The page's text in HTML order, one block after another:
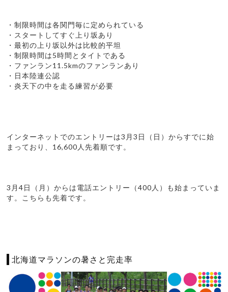
・制限時間は各関門毎に定められている
・スタートしてすぐ上り坂あり
・最初の上り坂以外は比較的平坦
・制限時間は5時間とタイトである
・ファンラン11.5kmのファンランあり
・日本陸連公認
・炎天下の中を走る練習が必要
インターネットでのエントリーは3月3日（日）からすでに始
まっており、16,600人先着順です。
3月4日（月）からは電話エントリー（400人）も始まっていま
す。こちらも先着です。
北海道マラソンの暑さと完走率